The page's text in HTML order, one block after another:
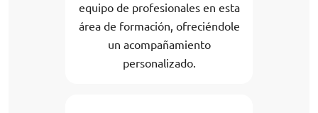
equipo de profesionales en esta
área de formación, ofreciéndole
un acompañamiento
personalizado.